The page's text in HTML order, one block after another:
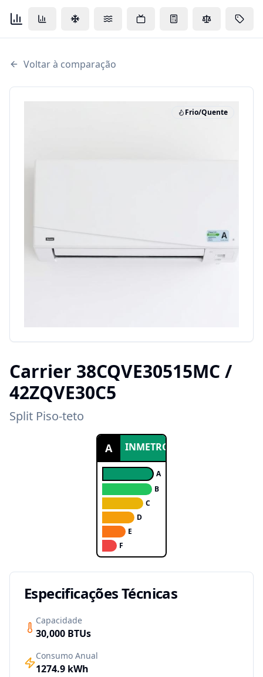
Voltar à comparação
Frio/Quente
Carrier 38CQVE30515MC /
42ZQVE30C5
Split Piso-teto
A INMETRO
A
B
C
D
E
F
Especificações Técnicas
Capacidade
30,000 BTUs
Consumo Anual
1274.9 kWh